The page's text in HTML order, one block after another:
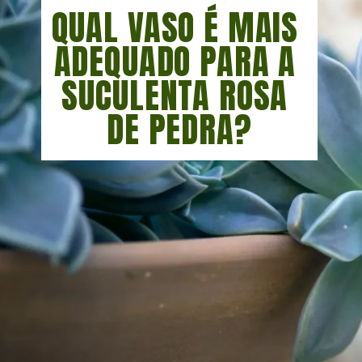
QUAL VASO É MAIS
ADEQUADO PARA A
SUCULENTA ROSA
DE PEDRA?